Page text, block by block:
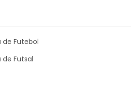
de Futebol
Futsal